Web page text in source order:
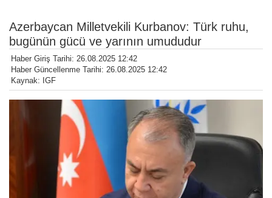
Azerbaycan Milletvekili Kurbanov: Türk ruhu,
bugünün gücü ve yarının umududur
Haber Giriş Tarihi: 26.08.2025 12:42
Haber Güncellenme Tarihi: 26.08.2025 12:42
Kaynak: IGF